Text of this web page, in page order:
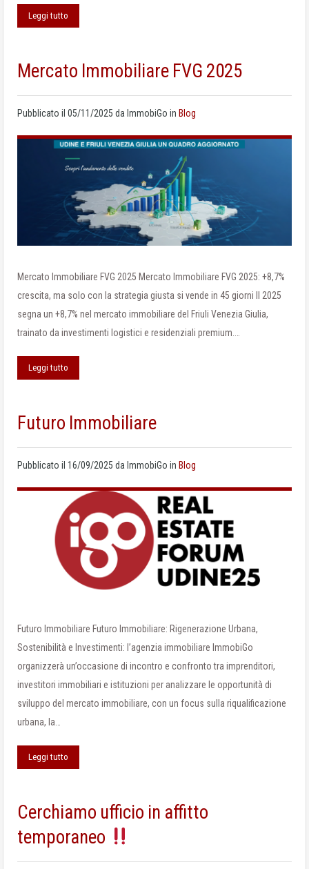
Leggi tutto
Mercato Immobiliare FVG 2025
Pubblicato il 05/11/2025 da ImmobiGo in Blog
Mercato Immobiliare FVG 2025 Mercato Immobiliare FVG 2025: +8,7%
crescita, ma solo con la strategia giusta si vende in 45 giorni Il 2025
segna un +8,7% nel mercato immobiliare del Friuli Venezia Giulia,
trainato da investimenti logistici e residenziali premium.…
Leggi tutto
Futuro Immobiliare
Pubblicato il 16/09/2025 da ImmobiGo in Blog
Futuro Immobiliare Futuro Immobiliare: Rigenerazione Urbana,
Sostenibilità e Investimenti: l’agenzia immobiliare ImmobiGo
organizzerà un’occasione di incontro e confronto tra imprenditori,
investitori immobiliari e istituzioni per analizzare le opportunità di
sviluppo del mercato immobiliare, con un focus sulla riqualificazione
urbana, la…
Leggi tutto
Cerchiamo ufficio in affitto
temporaneo